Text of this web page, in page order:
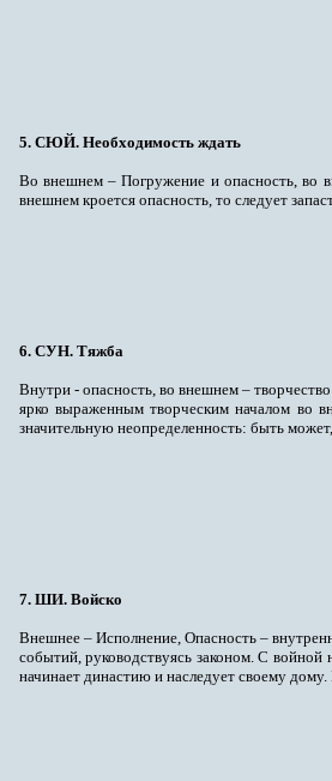
5. СЮЙ. Необходимость ждать
Во внешнем – Погружение и опасность, во
внешнем кроется опасность, то следует
6. СУН. Тяжба
Внутри - опасность, во внешнем –
ярко выраженным творческим началом во
значительную неопределенность: быть
7. ШИ. Войско
Внешнее – Исполнение, Опасность –
событий, руководствуясь законом. С войной
начинает династию и наследует своему